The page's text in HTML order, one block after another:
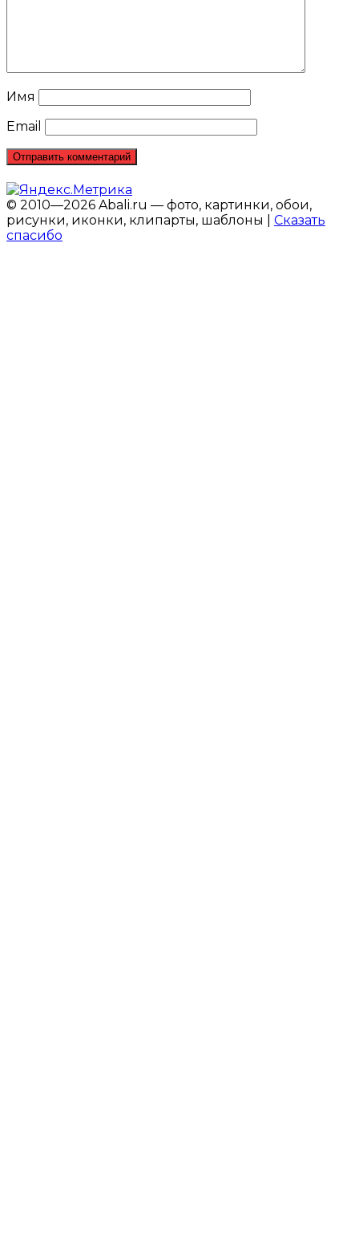
Имя
Email
© 2010—2026 Abali.ru — фото, картинки, обои,
рисунки, иконки, клипарты, шаблоны | Сказать
спасибо